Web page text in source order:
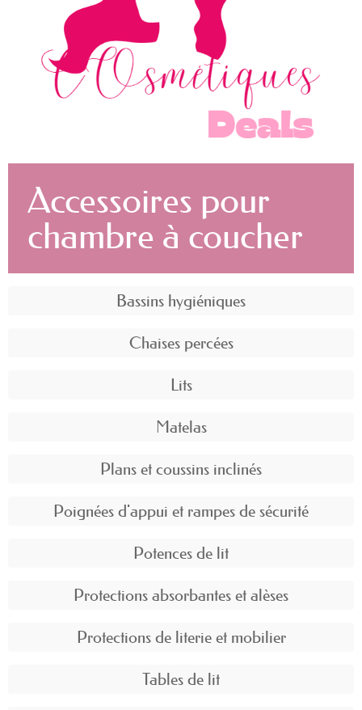
Accessoires pour
chambre à coucher
Bassins hygiéniques
Chaises percées
Lits
Matelas
Plans et coussins inclinés
Poignées d'appui et rampes de sécurité
Potences de lit
Protections absorbantes et alèses
Protections de literie et mobilier
Tables de lit